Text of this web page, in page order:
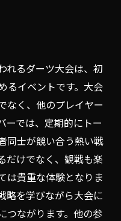
れるダーツ大会は、初
るイベントです。大会
なく、他のプレイヤー
ーでは、定期的にトー
同士が競い合う熱い戦
だけでなく、観戦も楽
は貴重な体験となりま
略を学びながら大会に
つながります。他の参